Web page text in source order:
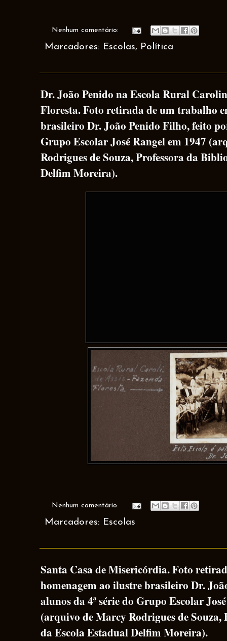
Nenhum comentário:
Marcadores: Escolas, Política
Dr. João Penido na Escola Rural
Floresta. Foto retirada de um trabalho
brasileiro Dr. João Penido Filho, feito
Grupo Escolar José Rangel em 1947
Rodrigues de Souza, Professora da
Delfim Moreira).
Nenhum comentário:
Marcadores: Escolas
Santa Casa de Misericórdia. Foto
homenagem ao ilustre brasileiro Dr.
alunos da 4ª série do Grupo Escolar
(arquivo de Marcy Rodrigues de Souza,
da Escola Estadual Delfim Moreira).